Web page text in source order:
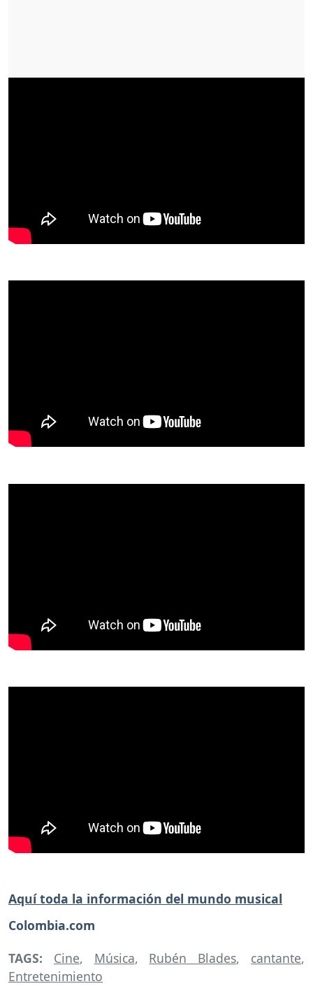
Aquí toda la información del mundo musical
Colombia.com
TAGS: Cine, Música, Rubén Blades, cantante,
Entretenimiento